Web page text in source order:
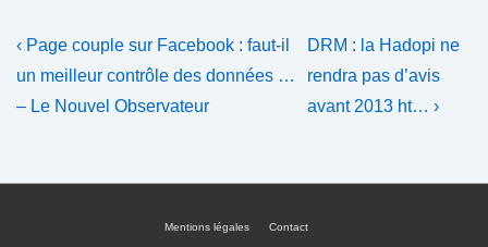
Navigation
de
l’article
Previous
Post
is
‹ Page couple sur Facebook : faut-il
un meilleur contrôle des données …
– Le Nouvel Observateur
Next
Post
is
DRM : la Hadopi ne
rendra pas d’avis
avant 2013 ht… ›
Menu
Mentions légales Contact